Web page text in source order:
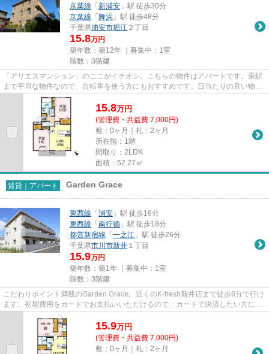
京葉線 「 新浦安 」駅 徒歩30分
京葉線 「 舞浜 」駅 徒歩48分
千葉県浦安市堀江 ２丁目
15.8万円
築年数：築12年 ｜募集中： 1室
階数：3階建
「アリエスマンション」のここがイチオシ。こちらの物件はアパートです。乗駅
まで平坦な物件なので、自転車を使う方にもおすすめです。日当たりの良い物件
です。できるだけ早めに不動...
15.8万円
(管理費・共益費 7,000円)
敷：0ヶ月｜礼：2ヶ月
所在階：1階
間取り：2LDK
面積：52.27㎡
賃貸｜アパート Garden Grace
東西線 「 浦安 」駅 徒歩16分
東西線 「 南行徳 」駅 徒歩18分
都営新宿線 「 一之江 」駅 徒歩26分
千葉県市川市新井 １丁目
15.9万円
築年数：築1年 ｜募集中： 1室
階数：3階建
こだわりポイント満載のGarden Grace。近くのK-fresh新井店まで徒歩6分で行け
ます。初期費用をカードでお支払いいただけるので、カードで決済したい方にも
おすすめです。こちらの物件...
15.9万円
(管理費・共益費 7,000円)
敷：0ヶ月｜礼：2ヶ月